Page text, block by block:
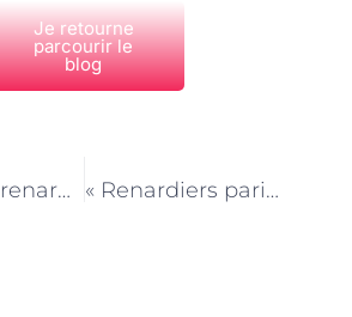
Je retourne
parcourir le
blog
Renardier-renardière à Paris : un métier insolite au service de la faune urbaine « Renardiers parisiens : les gardiens des renards en pleine cité »